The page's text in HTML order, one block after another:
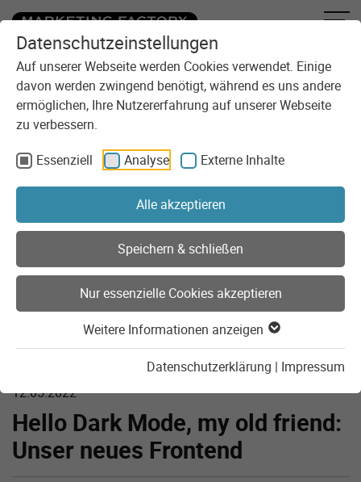
Datenschutzeinstellungen
Auf unserer Webseite werden Cookies verwendet. Einige
davon werden zwingend benötigt, während es uns andere
ermöglichen, Ihre Nutzererfahrung auf unserer Webseite
zu verbessern.
Essenziell
Analyse Externe Inhalte
Alle akzeptieren
Speichern & schließen
Nur essenzielle Cookies akzeptieren
Weitere Informationen anzeigen
Datenschutzerklärung | Impressum
Zum Inhalt springen
Sie sind here:Hello Dark Mode, my old friend: Unser neues Frontend
12.05.2022
Hello Dark Mode, my old friend:
Unser neues Frontend